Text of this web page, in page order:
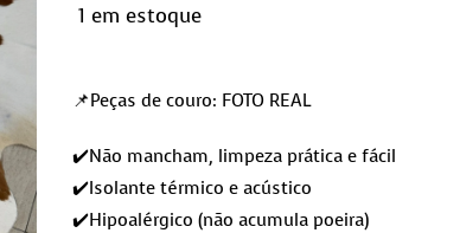
1 em estoque
📌Peças de couro: FOTO REAL
✔️Não mancham, limpeza prática e fácil
✔️Isolante térmico e acústico
✔️Hipoalérgico (não acumula poeira)